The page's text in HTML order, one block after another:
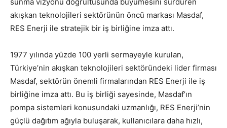
akışkan teknolojileri sektörünün öncü markası Masdaf,
RES Enerji ile stratejik bir iş birliğine imza attı.
1977 yılında yüzde 100 yerli sermayeyle kurulan,
Türkiye’nin akışkan teknolojileri sektöründeki lider firması
Masdaf, sektörün önemli firmalarından RES Enerji ile iş
birliğine imza attı. Bu iş birliği sayesinde, Masdaf’ın
pompa sistemleri konusundaki uzmanlığı, RES Enerji’nin
güçlü dağıtım ağıyla buluşarak, kullanıcılara daha hızlı,